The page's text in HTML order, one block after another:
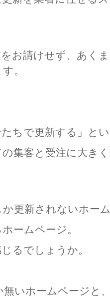
お請けせず、あく
。
たちで更新する」と
集客と受注に大き
更新されないホー
ームページ。
るでしょうか。
無いホームページと